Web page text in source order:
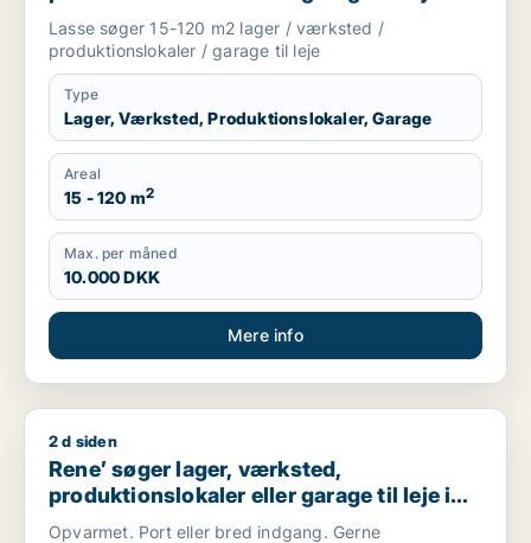
Storkøbenhavn
Lasse søger 15-120 m2 lager / værksted /
produktionslokaler / garage til leje
Type
Lager, Værksted, Produktionslokaler, Garage
Areal
15 - 120 m2
Max. per måned
10.000 DKK
Mere info
Rene’ søger lager, værksted, produktionslokaler eller
2 d siden
Rene’ søger lager, værksted,
produktionslokaler eller garage til leje i
Høje Taastrup, Roskilde eller Tune
Opvarmet. Port eller bred indgang. Gerne